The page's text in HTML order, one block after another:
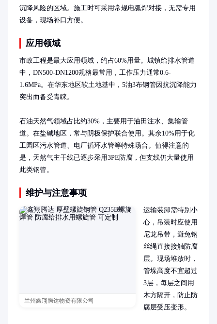
沉降风险的区域。施工时可采用常规电弧焊对接，无需专用
设备，现场补口方便。
应用领域
市政工程是最大应用领域，约占60%用量。城镇给排水管道
中，DN500-DN1200规格最常用，工作压力通常0.6-
1.6MPa。在华东地区软土地基中，5油3布钢管因抗沉降能力
突出而备受青睐。
石油天然气领域占比约30%，主要用于油田注水、集输管
道。在盐碱地区，常与阴极保护联合使用。其余10%用于化
工园区污水管道、电厂循环水管等特殊场合。值得注意的
是，天然气主干线已逐步采用3PE防腐，但支线仍大量使用
此类钢管。
维护与注意事项
兰州鑫翔腾达物资有限公司
运输装卸需特别小
心，吊装时应使用
尼龙吊带，避免钢
丝绳直接接触防腐
层。现场堆放时，
管垛高度不宜超过
3层，每层之间用
木方隔开，防止防
腐层受压变形。